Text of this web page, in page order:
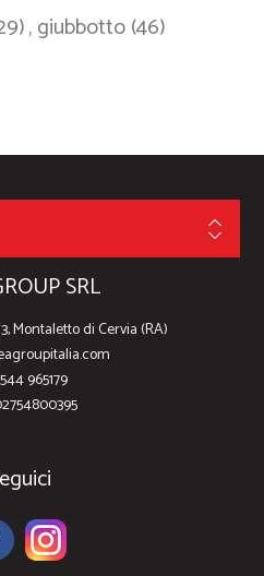
,giubbotto(46)
SRL
Montaletto di Cervia (RA)
965179